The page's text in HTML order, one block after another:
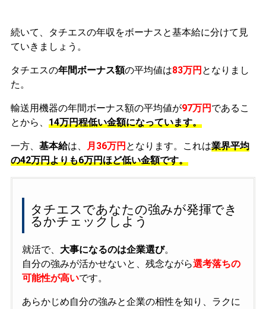
続いて、タチエスの年収をボーナスと基本給に分けて見
ていきましょう。
タチエスの年間ボーナス額の平均値は83万円 となりまし
た。
輸送用機器の年間ボーナス額の平均値が97万円 であるこ
とから、 14万円程低い金額になっています。
一方、 基本給は、 月36万円 となります。これは業界平均
の42万円よりも6万円ほど低い金額です。
タチエスであなたの強みが発揮でき
るかチェックしよう
就活で、 大事になるのは企業選び。
自分の強みが活かせないと、残念ながら選考落ちの
可能性が高いです。
あらかじめ自分の強みと企業の相性を知り、ラクに